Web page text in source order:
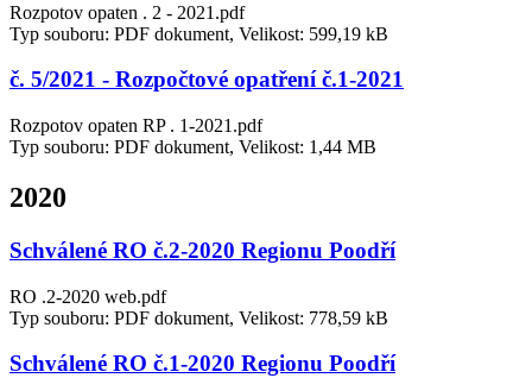
Rozpotov opaten . 2 - 2021.pdf
Typ souboru: PDF dokument, Velikost: 599,19 kB
č. 5/2021 - Rozpočtové opatření č.1-2021
Rozpotov opaten RP . 1-2021.pdf
Typ souboru: PDF dokument, Velikost: 1,44 MB
2020
Schválené RO č.2-2020 Regionu Poodří
RO .2-2020 web.pdf
Typ souboru: PDF dokument, Velikost: 778,59 kB
Schválené RO č.1-2020 Regionu Poodří